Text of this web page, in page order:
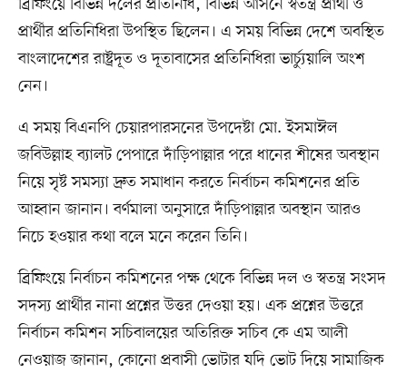
ব্রিফিংয়ে বিভিন্ন দলের প্রতিনিধি, বিভিন্ন আসনে স্বতন্ত্র প্রার্থী ও
প্রার্থীর প্রতিনিধিরা উপস্থিত ছিলেন। এ সময় বিভিন্ন দেশে অবস্থিত
বাংলাদেশের রাষ্ট্রদূত ও দূতাবাসের প্রতিনিধিরা ভার্চ্যুয়ালি অংশ
নেন।
এ সময় বিএনপি চেয়ারপারসনের উপদেষ্টা মো. ইসমাঈল
জবিউল্লাহ ব্যালট পেপারে দাঁড়িপাল্লার পরে ধানের শীষের অবস্থান
নিয়ে সৃষ্ট সমস্যা দ্রুত সমাধান করতে নির্বাচন কমিশনের প্রতি
আহ্বান জানান। বর্ণমালা অনুসারে দাঁড়িপাল্লার অবস্থান আরও
নিচে হওয়ার কথা বলে মনে করেন তিনি।
ব্রিফিংয়ে নির্বাচন কমিশনের পক্ষ থেকে বিভিন্ন দল ও স্বতন্ত্র সংসদ
সদস্য প্রার্থীর নানা প্রশ্নের উত্তর দেওয়া হয়। এক প্রশ্নের উত্তরে
নির্বাচন কমিশন সচিবালয়ের অতিরিক্ত সচিব কে এম আলী
নেওয়াজ জানান, কোনো প্রবাসী ভোটার যদি ভোট দিয়ে সামাজিক